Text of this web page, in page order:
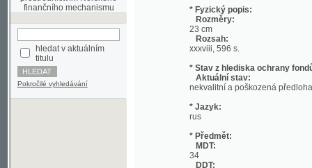
hledat v aktuálním
titulu
Pokročilé vyhledávání
Rozsah:
xxxviii, 596 s.
* Stav z hlediska ochrany fondů:
Aktuální stav:
nekvalitní a poškozená předloha;
* Jazyk:
MDT:
DDT:
* Předmět:
MDT:
4=16